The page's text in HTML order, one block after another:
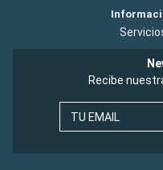
Recibe
TU EMAIL